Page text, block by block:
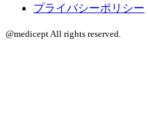
プライバシーポリシー
@medicept All rights reserved.